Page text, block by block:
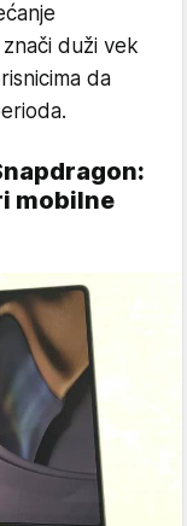
duži vek
da
mobilne